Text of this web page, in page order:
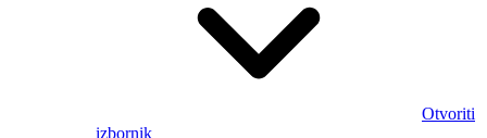
Otvoriti
izbornik